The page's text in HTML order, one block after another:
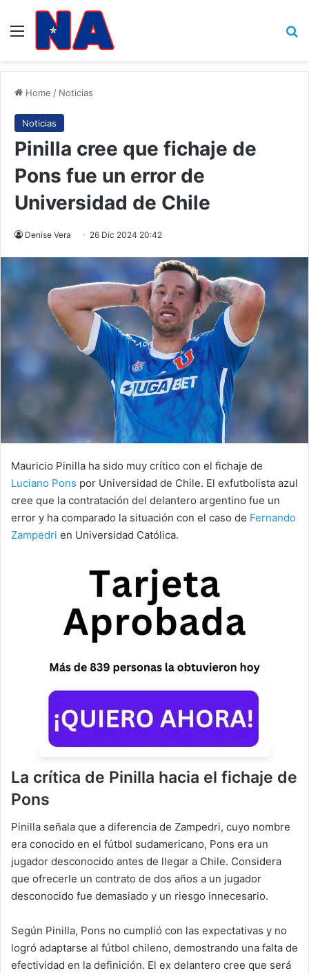
Menu
Home / Noticias
Noticias
Pinilla cree que fichaje de
Pons fue un error de
Universidad de Chile
Denise Vera 26 Dic 2024 20:42
Mauricio Pinilla ha sido muy crítico con el fichaje de
Luciano Pons por Universidad de Chile. El exfutbolista azul
cree que la contratación del delantero argentino fue un
error y ha comparado la situación con el caso de Fernando
Zampedri en Universidad Católica.
La crítica de Pinilla hacia el fichaje de
Pons
Pinilla señala que a diferencia de Zampedri, cuyo nombre
era conocido en el fútbol sudamericano, Pons era un
jugador desconocido antes de llegar a Chile. Considera
que ofrecerle un contrato de dos años a un jugador
desconocido fue demasiado y un riesgo innecesario.
Según Pinilla, Pons no cumplió con las expectativas y no
logró adaptarse al fútbol chileno, demostrando una falta de
efectividad en la definición. El ex delantero cree que será